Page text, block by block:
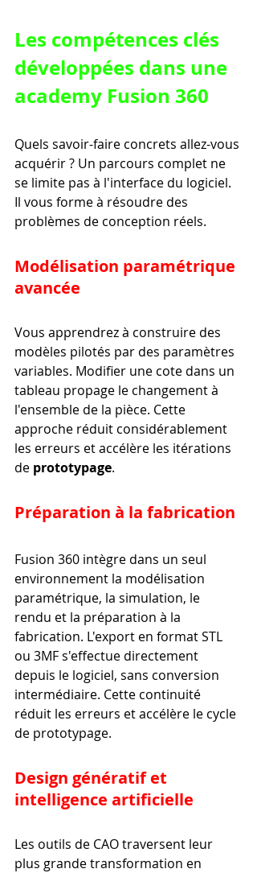
Les compétences clés
développées dans une
academy Fusion 360
Quels savoir-faire concrets allez-vous
acquérir ? Un parcours complet ne
se limite pas à l'interface du logiciel.
Il vous forme à résoudre des
problèmes de conception réels.
Modélisation paramétrique
avancée
Vous apprendrez à construire des
modèles pilotés par des paramètres
variables. Modifier une cote dans un
tableau propage le changement à
l'ensemble de la pièce. Cette
approche réduit considérablement
les erreurs et accélère les itérations
de prototypage.
Préparation à la fabrication
Fusion 360 intègre dans un seul
environnement la modélisation
paramétrique, la simulation, le
rendu et la préparation à la
fabrication. L'export en format STL
ou 3MF s'effectue directement
depuis le logiciel, sans conversion
intermédiaire. Cette continuité
réduit les erreurs et accélère le cycle
de prototypage.
Design génératif et
intelligence artificielle
Les outils de CAO traversent leur
plus grande transformation en